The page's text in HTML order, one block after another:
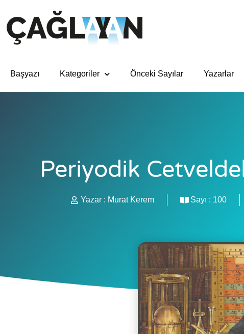
Başyazı Kategoriler Önceki Sayılar Yazarlar
Periyodik
Yazar : Murat Kerem Sayı : 100